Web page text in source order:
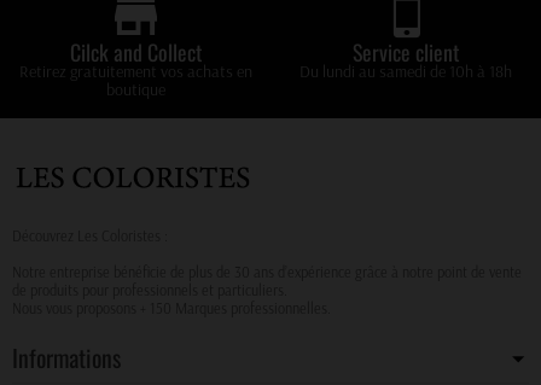
Cilck and Collect
Retirez gratuitement vos achats en
boutique
Service client
Du lundi au samedi de 10h à 18h
Informations